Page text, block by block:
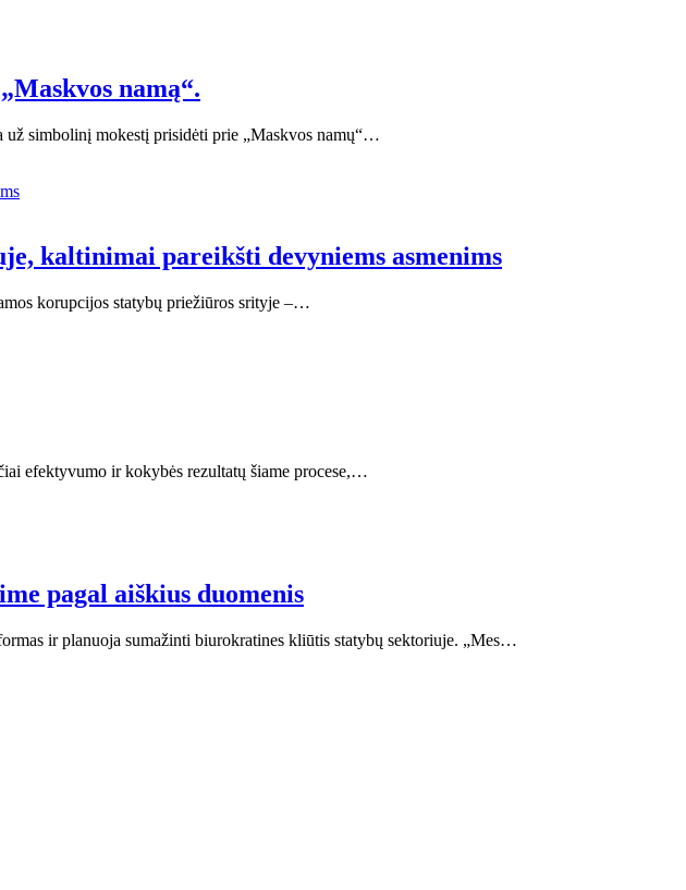
namą“.
už simbolinį mokestį prisidėti prie „Maskvos namų“…
kaltinimai pareikšti devyniems asmenims
korupcijos statybų priežiūros srityje –…
efektyvumo ir kokybės rezultatų šiame procese,…
pagal aiškius duomenis
ir planuoja sumažinti biurokratines kliūtis statybų sektoriuje. „Mes…